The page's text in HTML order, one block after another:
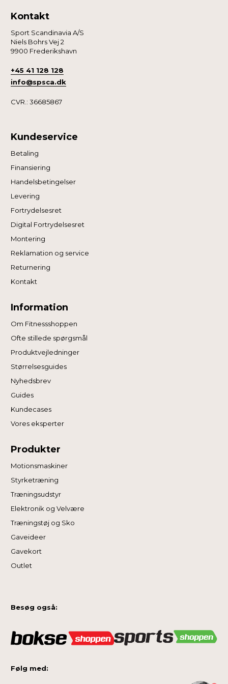
Kontakt
Sport Scandinavia A/S
Niels Bohrs Vej 2
9900 Frederikshavn
+45 41 128 128
info@spsca.dk
CVR.: 36685867
Kundeservice
Betaling
Finansiering
Handelsbetingelser
Levering
Fortrydelsesret
Digital Fortrydelsesret
Montering
Reklamation og service
Returnering
Kontakt
Information
Om Fitnessshoppen
Ofte stillede spørgsmål
Produktvejledninger
Størrelsesguides
Nyhedsbrev
Guides
Kundecases
Vores eksperter
Produkter
Motionsmaskiner
Styrketræning
Træningsudstyr
Elektronik og Velvære
Træningstøj og Sko
Gaveideer
Gavekort
Outlet
Besøg også:
Følg med: